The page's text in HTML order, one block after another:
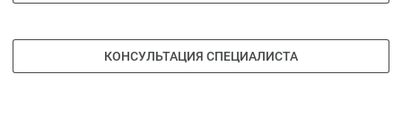
КОНСУЛЬТАЦИЯ СПЕЦИАЛИСТА